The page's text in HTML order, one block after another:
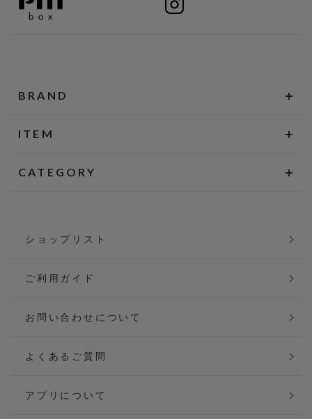
BRAND
ITEM
CATEGORY
ショップリスト
ご利用ガイド
お問い合わせについて
よくあるご質問
アプリについて